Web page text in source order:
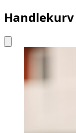
Handlekurv